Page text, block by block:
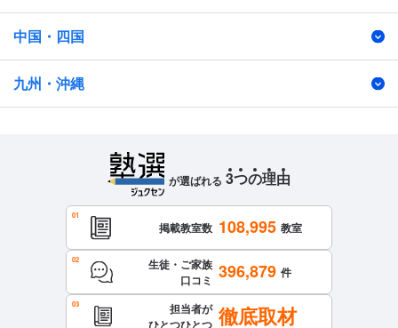
中国・四国
九州・沖縄
が選ばれる 3つの理由
掲載教室数 108,995 教室
生徒・ご家族
口コミ 396,879 件
担当者が
ひとつひとつ 徹底取材